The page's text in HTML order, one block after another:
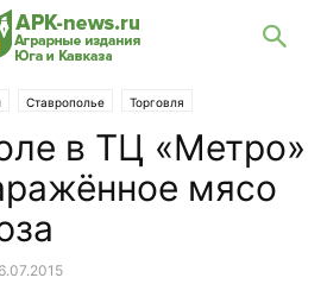
Ставрополье Торговля
в ТЦ «Метро»
мясо